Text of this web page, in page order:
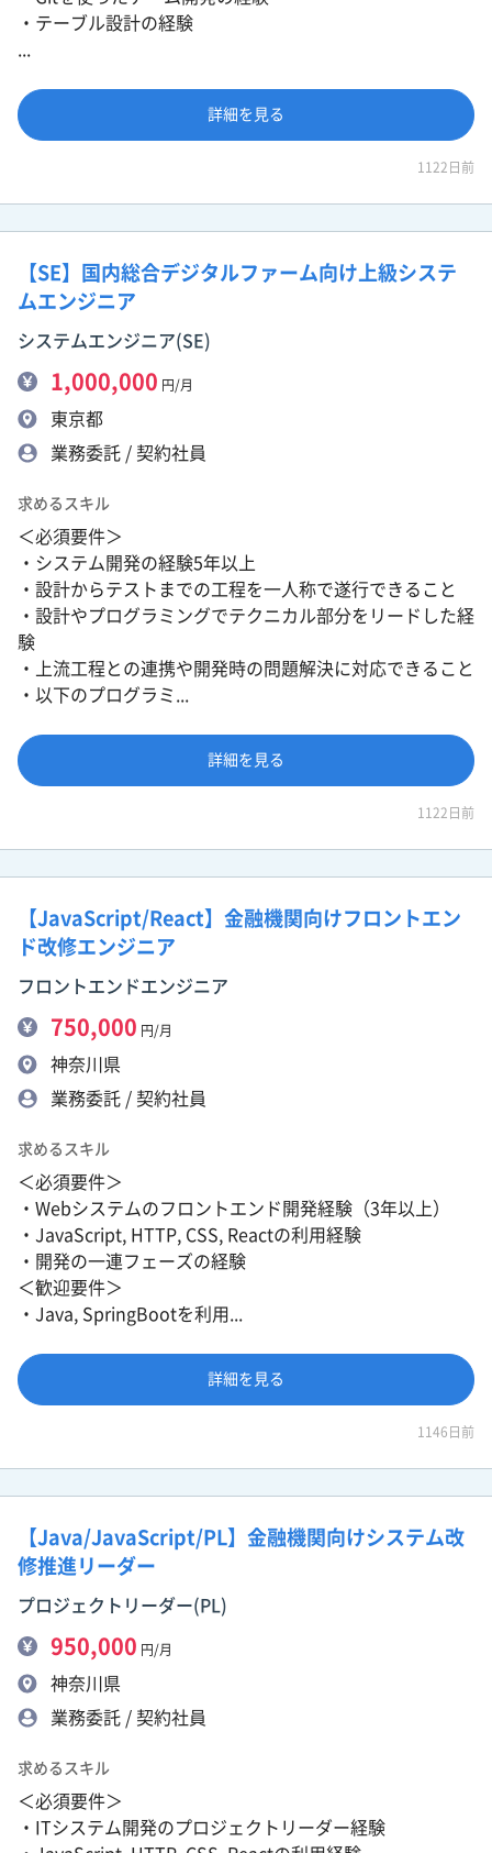
・テーブル設計の経験
詳細を見る
1122日前
【SE】国内総合デジタルファーム向け上級システ
ムエンジニア
システムエンジニア(SE)
1,000,000 円/月
東京都
業務委託 / 契約社員
求めるスキル
＜必須要件＞
・システム開発の経験5年以上
・設計からテストまでの工程を一人称で遂行できること
・設計やプログラミングでテクニカル部分をリードした経
験
・上流工程との連携や開発時の問題解決に対応できること
・以下のプログラミ...
詳細を見る
1122日前
【JavaScript/React】金融機関向けフロントエン
ド改修エンジニア
フロントエンドエンジニア
750,000 円/月
神奈川県
業務委託 / 契約社員
求めるスキル
＜必須要件＞
・Webシステムのフロントエンド開発経験（3年以上）
・JavaScript, HTTP, CSS, Reactの利用経験
・開発の一連フェーズの経験
＜歓迎要件＞
・Java, SpringBootを利用...
詳細を見る
1146日前
【Java/JavaScript/PL】金融機関向けシステム改
修推進リーダー
プロジェクトリーダー(PL)
950,000 円/月
神奈川県
業務委託 / 契約社員
求めるスキル
＜必須要件＞
・ITシステム開発のプロジェクトリーダー経験